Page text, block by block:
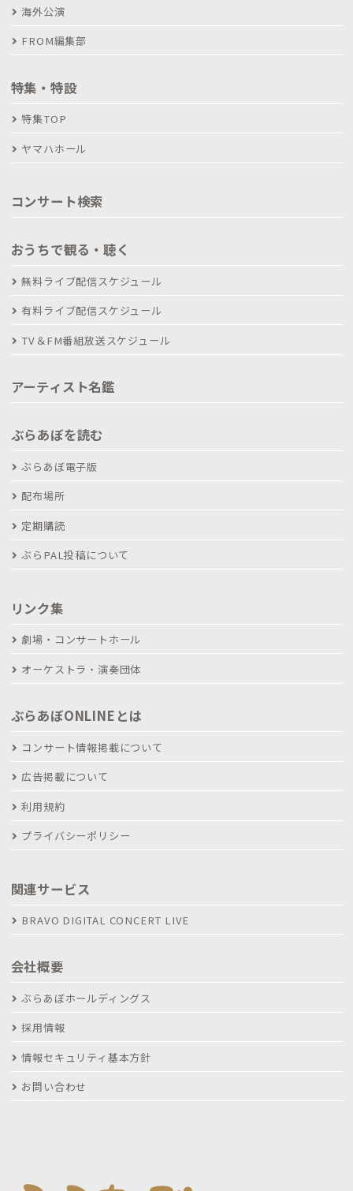
海外公演
FROM編集部
特集・特設
特集TOP
ヤマハホール
コンサート検索
おうちで観る・聴く
無料ライブ配信スケジュール
有料ライブ配信スケジュール
TV＆FM番組放送スケジュール
アーティスト名鑑
ぶらあぼを読む
ぶらあぼ電子版
配布場所
定期購読
ぶらPAL投稿について
リンク集
劇場・コンサートホール
オーケストラ・演奏団体
ぶらあぼONLINEとは
コンサート情報掲載について
広告掲載について
利用規約
プライバシーポリシー
関連サービス
BRAVO DIGITAL CONCERT LIVE
会社概要
ぶらあぼホールディングス
採用情報
情報セキュリティ基本方針
お問い合わせ